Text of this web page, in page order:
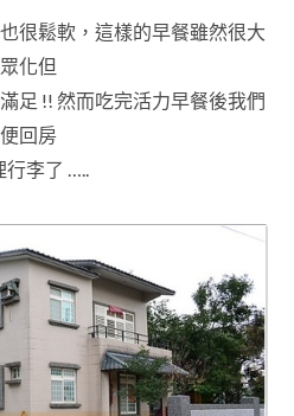
很鬆軟 ，這樣的早餐雖然很大
眾化但
足 !! 然而吃完活力早餐後我們
便回房
行李了 …..